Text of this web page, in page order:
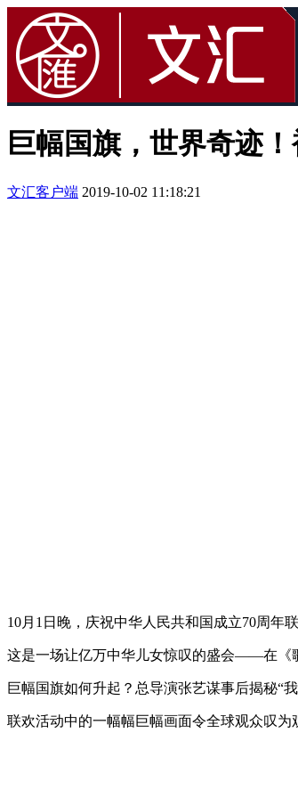
巨幅国旗，世界奇迹
文汇客户端 2019-10-02 11:18:21
10月1日晚，庆祝中华人民共和国成立70周年
这是一场让亿万中华儿女惊叹的盛会——在《
巨幅国旗如何升起？总导演张艺谋事后揭秘“
联欢活动中的一幅幅巨幅画面令全球观众叹为